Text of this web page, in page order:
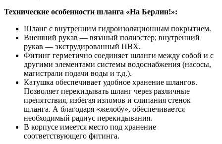
Технические особенности шланга «На Берлин!»:
Шланг с внутренним гидроизоляционным покрытием.
Внешний рукав — вязаный полиэстер; внутренний
рукав — экструдированный ПВХ.
Фитинг герметично соединяет шланги между собой и c
другими элементами системы водоснабжения (насосы,
магистрали подачи воды и т.д.).
Катушка обеспечивает удобное хранение шлангов.
Позволяет перекидывать шланг через различные
препятствия, избегая изломов и слипания стенок
шланга. А благодаря «желобу», обеспечивается
необходимый радиус перекидывания.
В корпусе имеется место под хранение
соответствующего фитинга.